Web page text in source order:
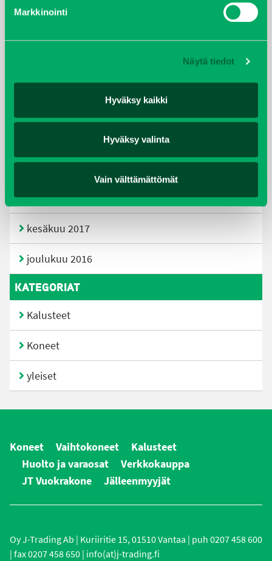
Markkinointi
Näytä tiedot
Hyväksy kaikki
Hyväksy valinta
Vain välttämättömät
joulukuu 2019
heinäkuu 2017
kesäkuu 2017
joulukuu 2016
KATEGORIAT
Kalusteet
Koneet
yleiset
Koneet Vaihtokoneet
Kalusteet
Huolto ja varaosat
Verkkokauppa
JT Vuokrakone
Jälleenmyyjät
Oy J-Trading Ab | Kuriiritie 15, 01510 Vantaa | puh 0207 458 600
| fax 0207 458 650 | info(at)j-trading.fi